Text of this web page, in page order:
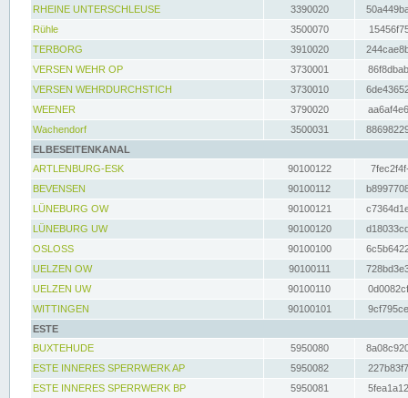
RHEINE UNTERSCHLEUSE
3390020
Rühle
3500070
TERBORG
3910020
VERSEN WEHR OP
3730001
VERSEN WEHRDURCHSTICH
3730010
WEENER
3790020
Wachendorf
3500031
ELBESEITENKANAL
ARTLENBURG-ESK
90100122
BEVENSEN
90100112
LÜNEBURG OW
90100121
LÜNEBURG UW
90100120
OSLOSS
90100100
UELZEN OW
90100111
UELZEN UW
90100110
WITTINGEN
90100101
ESTE
BUXTEHUDE
5950080
ESTE INNERES SPERRWERK AP
5950082
ESTE INNERES SPERRWERK BP
5950081